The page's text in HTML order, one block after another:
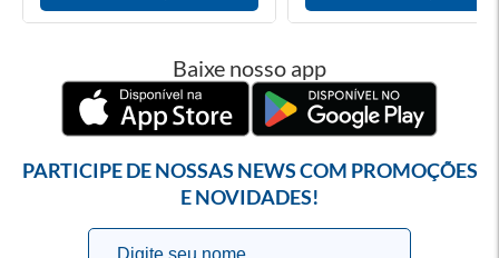
Baixe nosso app
PARTICIPE DE NOSSAS NEWS COM PROMOÇÕES
E NOVIDADES!